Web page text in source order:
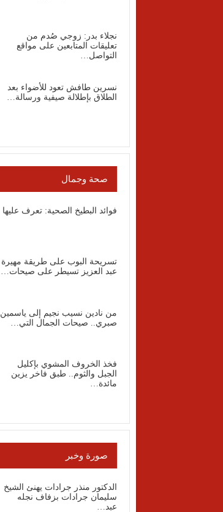
نجلاء بدر: زوجي صُدم من
تعليقات المتابعين على مواقع
التواصل…
نسرين طافش تعود للأضواء بعد
الطلاق بإطلالة صيفية ورسالة…
صحة وجمال
فوائد البطيخ الصحية: تعرف عليها
تسريحة البوب على طريقة مهيرة
عبد العزيز تسيطر على صيحات…
من نادين نسيب نجيم إلى ياسمين
صبري.. صيحات الجمال التي…
فخذ الخروف المشوي بإكليل
الجبل والثوم.. طبق فاخر يزين
مائدة…
صورة وخبر
الدكتور منذر جرادات يهنئ الشيخ
سليمان جرادات بزفاف نجله
عبد…